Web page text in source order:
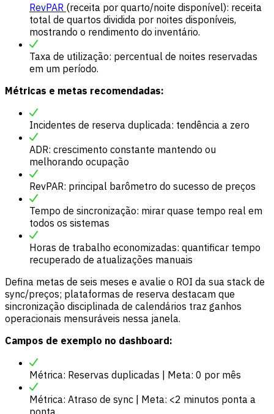
RevPAR (receita por quarto/noite disponível): receita
total de quartos dividida por noites disponíveis,
mostrando o rendimento do inventário.
Taxa de utilização: percentual de noites reservadas
em um período.
Métricas e metas recomendadas:
Incidentes de reserva duplicada: tendência a zero
ADR: crescimento constante mantendo ou
melhorando ocupação
RevPAR: principal barômetro do sucesso de preços
Tempo de sincronização: mirar quase tempo real em
todos os sistemas
Horas de trabalho economizadas: quantificar tempo
recuperado de atualizações manuais
Defina metas de seis meses e avalie o ROI da sua stack de
sync/preços; plataformas de reserva destacam que
sincronização disciplinada de calendários traz ganhos
operacionais mensuráveis nessa janela.
Campos de exemplo no dashboard:
Métrica: Reservas duplicadas | Meta: 0 por mês
Métrica: Atraso de sync | Meta: <2 minutos ponta a
ponta